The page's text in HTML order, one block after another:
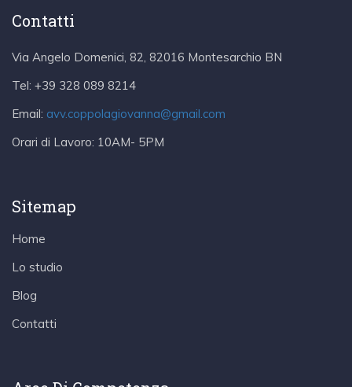
Contatti
Via Angelo Domenici, 82, 82016 Montesarchio BN
Tel: +39 328 089 8214
Email: avv.coppolagiovanna@gmail.com
Orari di Lavoro: 10AM- 5PM
Sitemap
Home
Lo studio
Blog
Contatti